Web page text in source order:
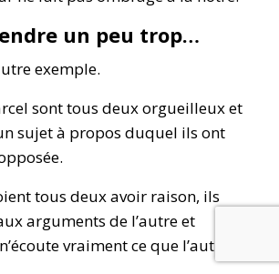
un peu trop…
exemple.
sont tous deux orgueilleux et
sujet à propos duquel ils ont
tous deux avoir raison, ils
arguments de l’autre et
vraiment ce que l’autre